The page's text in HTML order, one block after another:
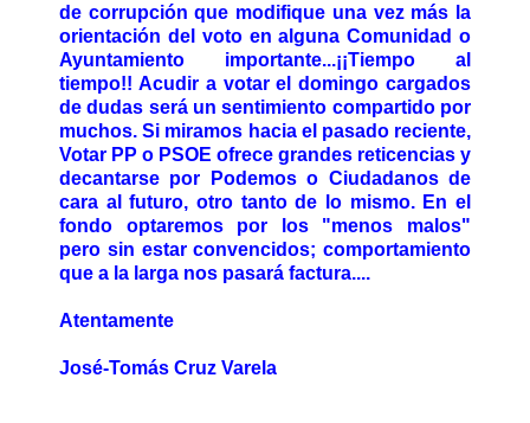
de corrupción que modifique una vez más la
orientación del voto en alguna Comunidad o
Ayuntamiento importante...¡¡Tiempo al
tiempo!! Acudir a votar el domingo cargados
de dudas será un sentimiento compartido por
muchos. Si miramos hacia el pasado reciente,
Votar PP o PSOE ofrece grandes reticencias y
decantarse por Podemos o Ciudadanos de
cara al futuro, otro tanto de lo mismo. En el
fondo optaremos por los "menos malos"
pero sin estar convencidos; comportamiento
que a la larga nos pasará factura....
Atentamente
José-Tomás Cruz Varela